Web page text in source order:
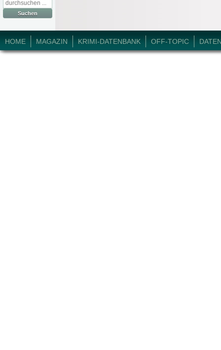
Suche
nach:
HOME MAGAZIN KRIMI-DATENBANK OFF-TOPIC
© 2026 Krimi-Forum.